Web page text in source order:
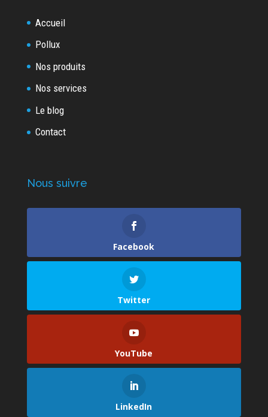
Accueil
Pollux
Nos produits
Nos services
Le blog
Contact
Nous suivre
Facebook
Twitter
YouTube
LinkedIn